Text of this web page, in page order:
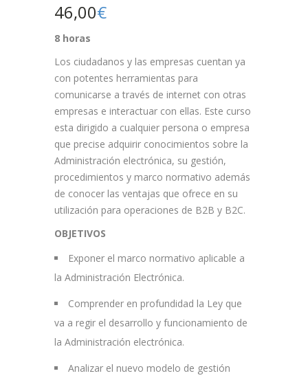
46,00€
8 horas
Los ciudadanos y las empresas cuentan ya
con potentes herramientas para
comunicarse a través de internet con otras
empresas e interactuar con ellas. Este curso
esta dirigido a cualquier persona o empresa
que precise adquirir conocimientos sobre la
Administración electrónica, su gestión,
procedimientos y marco normativo además
de conocer las ventajas que ofrece en su
utilización para operaciones de B2B y B2C.
OBJETIVOS
Exponer el marco normativo aplicable a
la Administración Electrónica.
Comprender en profundidad la Ley que
va a regir el desarrollo y funcionamiento de
la Administración electrónica.
Analizar el nuevo modelo de gestión